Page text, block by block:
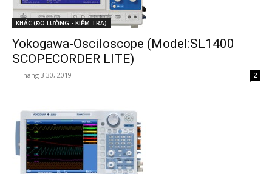
KHÁC (ĐO LƯỜNG - KIỂM TRA)
Yokogawa-Osciloscope (Model:SL1400
SCOPECORDER LITE)
- Tháng 3 30, 2019 2